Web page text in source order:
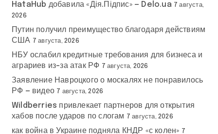
HataHub добавила «Дія.Підпис» — Delo.ua 7 августа,
2026
Путин получил преимущество благодаря действиям
США 7 августа, 2026
НБУ ослабил кредитные требования для бизнеса и
аграриев из-за атак РФ 7 августа, 2026
Заявление Навроцкого о москалях не понравилось
РФ — видео 7 августа, 2026
Wildberries привлекает партнеров для открытия
хабов после ударов по слогам
7 августа, 2026
как война в Украине подняла КНДР «с колен» 7